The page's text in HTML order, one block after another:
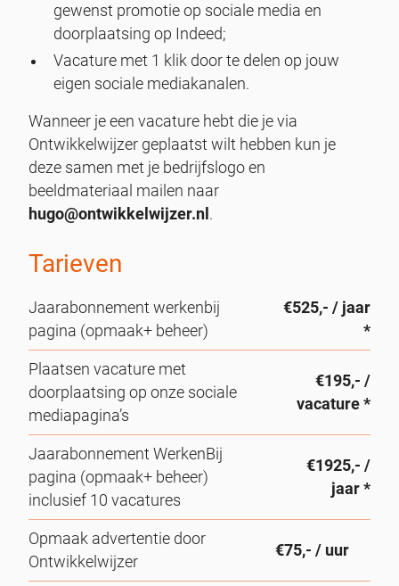
gewenst promotie op sociale media en
doorplaatsing op Indeed;
Vacature met 1 klik door te delen op jouw
eigen sociale mediakanalen.
Wanneer je een vacature hebt die je via
Ontwikkelwijzer geplaatst wilt hebben kun je
deze samen met je bedrijfslogo en
beeldmateriaal mailen naar
hugo@ontwikkelwijzer.nl .
Tarieven
Jaarabonnement werkenbij
pagina (opmaak+ beheer)
€525,- / jaar
*
Plaatsen vacature met
doorplaatsing op onze sociale
mediapagina’s
€195,- /
vacature *
Jaarabonnement WerkenBij
pagina (opmaak+ beheer)
inclusief 10 vacatures
€1925,- /
jaar *
Opmaak advertentie door
Ontwikkelwijzer
€75,- / uur